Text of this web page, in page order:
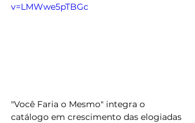
v=LMWwe5pTBGc
"Você Faria o Mesmo" integra o
catálogo em crescimento das elogiadas